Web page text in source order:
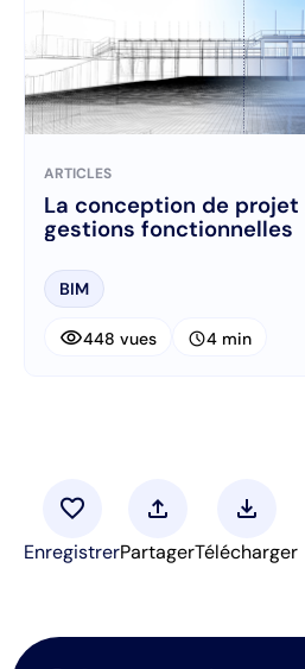
ARTICLES
La conception de projet
gestions fonctionnelles
BIM
visibility448 vues schedule4 min
favorite
Enregistrer
upload
Partager
download
Télécharger